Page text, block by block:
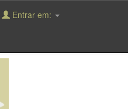
Entrar em: